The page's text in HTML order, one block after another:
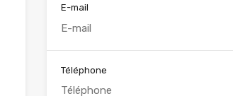
E-mail
Téléphone